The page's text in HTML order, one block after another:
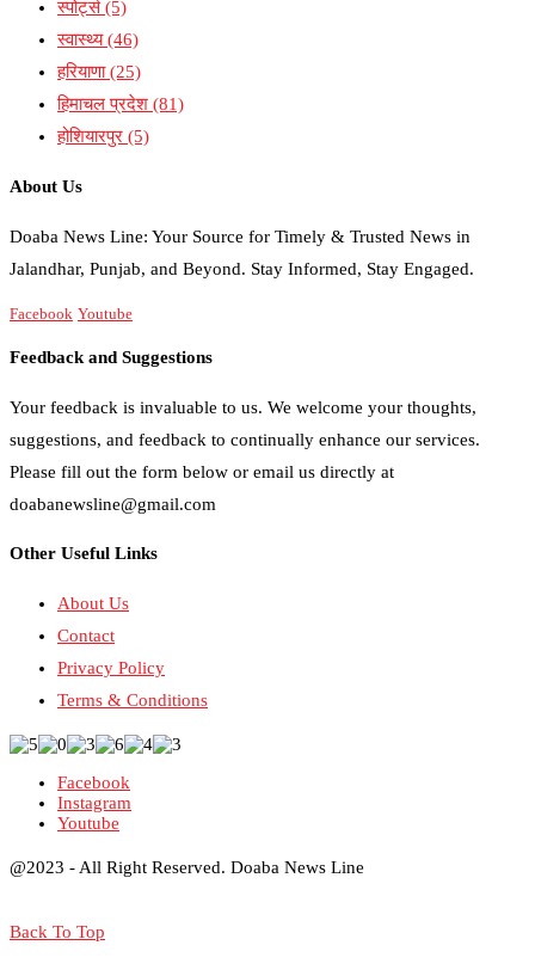
स्पोर्ट्स(5)
स्वास्थ्य(46)
हरियाणा(25)
हिमाचल प्रदेश (81)
होशियारपुर (5)
About Us
Doaba News Line: Your Source for Timely & Trusted News in
Jalandhar, Punjab, and Beyond. Stay Informed, Stay Engaged.
Facebook Youtube
Feedback and Suggestions
Your feedback is invaluable to us. We welcome your thoughts,
suggestions, and feedback to continually enhance our services.
Please fill out the form below or email us directly at
doabanewsline@gmail.com
Other Useful Links
About Us
Contact
Privacy Policy
Terms & Conditions
Facebook
Instagram
Youtube
@2023 - All Right Reserved. Doaba News Line
Back To Top